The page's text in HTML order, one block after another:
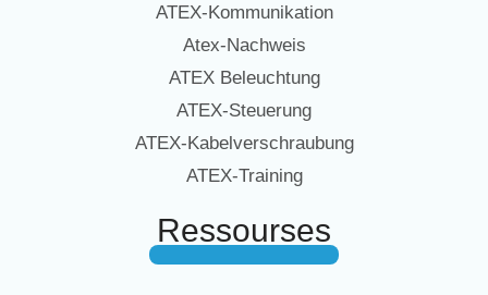
ATEX-Kommunikation
Atex-Nachweis
ATEX Beleuchtung
ATEX-Steuerung
ATEX-Kabelverschraubung
ATEX-Training
Ressourses